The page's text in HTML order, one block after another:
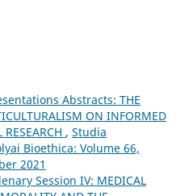
Abstracts: THE
ON INFORMED
, Studia
Bioethica: Volume 66,
2021
Session IV: MEDICAL